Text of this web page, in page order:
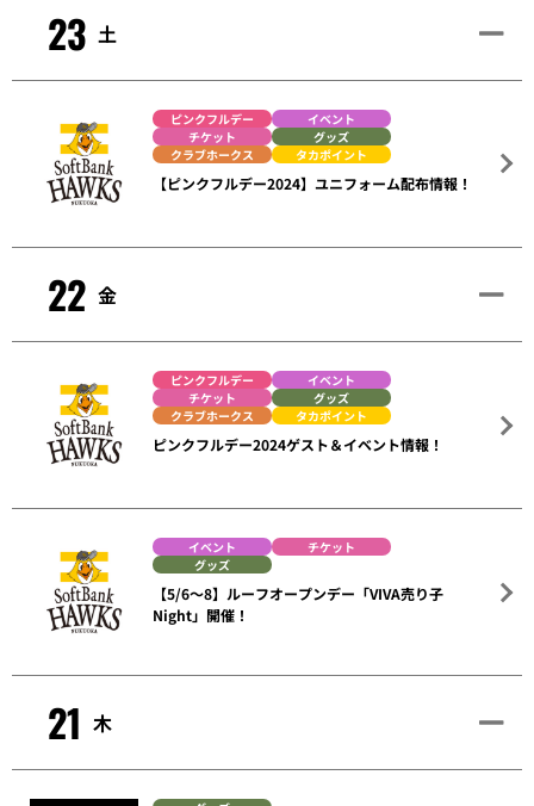
23 土
ピンクフルデー
イベント
チケット
グッズ
クラブホークス
タカポイント
【ピンクフルデー2024】ユニフォーム配布情報！
22 金
ピンクフルデー
イベント
チケット
グッズ
クラブホークス
タカポイント
ピンクフルデー2024ゲスト＆イベント情報！
イベント
チケット
グッズ
【5/6～8】ルーフオープンデー「VIVA売り子
Night」開催！
21 木